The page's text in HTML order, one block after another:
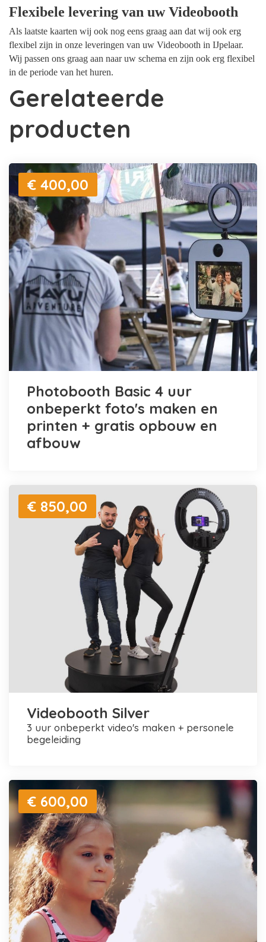
Flexibele levering van uw Videobooth
Als laatste kaarten wij ook nog eens graag aan dat wij ook erg
flexibel zijn in onze leveringen van uw Videobooth in IJpelaar.
Wij passen ons graag aan naar uw schema en zijn ook erg flexibel
in de periode van het huren.
Gerelateerde
producten
€ 400,00
Photobooth Basic 4 uur
onbeperkt foto's maken en
printen + gratis opbouw en
afbouw
€ 850,00
Videobooth Silver
3 uur onbeperkt video's maken + personele
begeleiding
€ 600,00